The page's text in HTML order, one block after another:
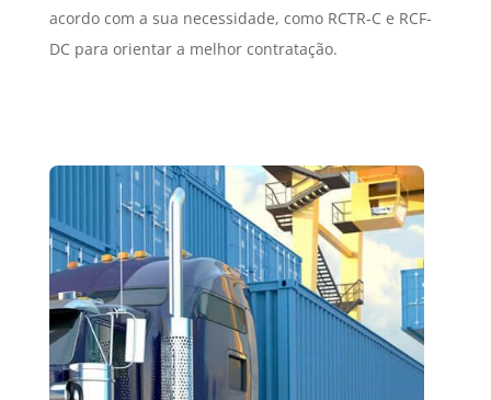
acordo com a sua necessidade, como RCTR-C e RCF-
DC para orientar a melhor contratação.